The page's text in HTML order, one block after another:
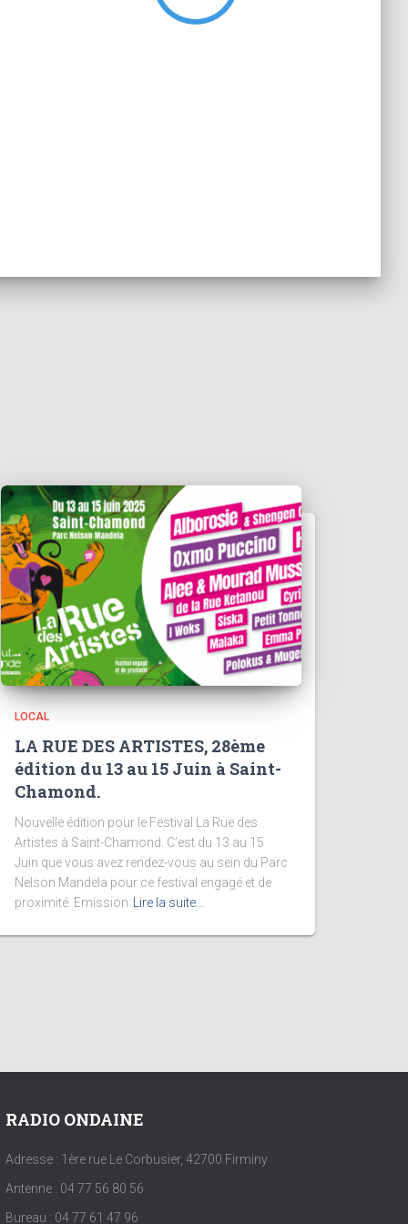
LOCAL
LA RUE DES ARTISTES, 28ème
édition du 13 au 15 Juin à Saint-
Chamond.
Nouvelle édition pour le Festival La Rue des
Artistes à Saint-Chamond. C’est du 13 au 15
Juin que vous avez rendez-vous au sein du Parc
Nelson Mandela pour ce festival engagé et de
proximité. Emission
Lire la suite…
RADIO ONDAINE
Adresse : 1ère rue Le Corbusier, 42700 Firminy
Antenne : 04 77 56 80 56
Bureau : 04 77 61 47 96